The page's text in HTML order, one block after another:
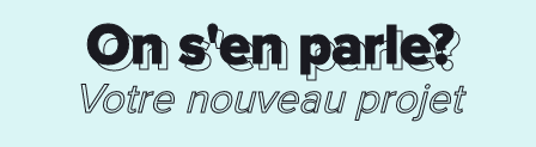
On s'en parle?
On s'en parle?
Votre nouveau projet